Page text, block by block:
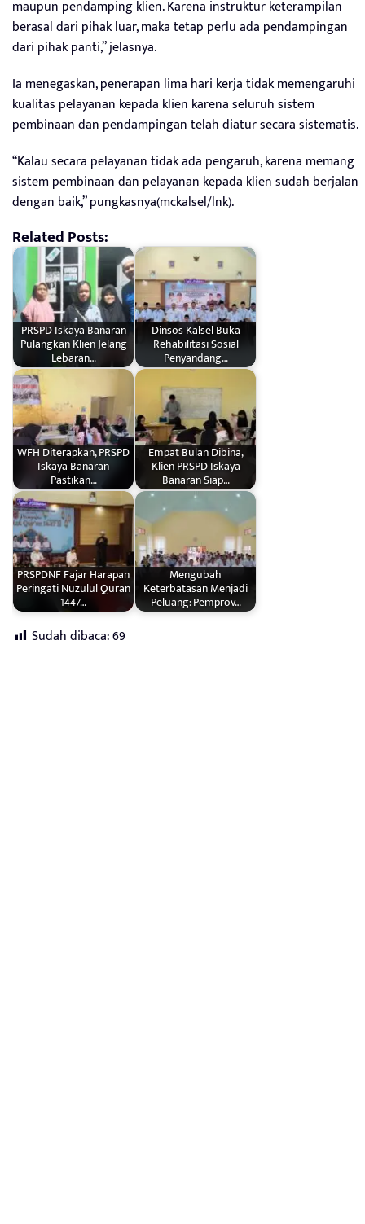
maupun pendamping klien. Karena instruktur keterampilan
berasal dari pihak luar, maka tetap perlu ada pendampingan
dari pihak panti,” jelasnya.
Ia menegaskan, penerapan lima hari kerja tidak memengaruhi
kualitas pelayanan kepada klien karena seluruh sistem
pembinaan dan pendampingan telah diatur secara sistematis.
“Kalau secara pelayanan tidak ada pengaruh, karena memang
sistem pembinaan dan pelayanan kepada klien sudah berjalan
dengan baik,” pungkasnya(mckalsel/lnk).
Related Posts:
PRSPD Iskaya Banaran
Pulangkan Klien Jelang
Lebaran…
Dinsos Kalsel Buka
Rehabilitasi Sosial
Penyandang…
WFH Diterapkan, PRSPD
Iskaya Banaran
Pastikan…
Empat Bulan Dibina,
Klien PRSPD Iskaya
Banaran Siap…
PRSPDNF Fajar Harapan
Peringati Nuzulul Quran
1447…
Mengubah
Keterbatasan Menjadi
Peluang: Pemprov…
Sudah dibaca:69